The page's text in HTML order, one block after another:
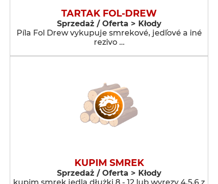
TARTAK FOL-DREW
Sprzedaż / Oferta > Kłody
Píla Fol Drew vykupuje smrekové, jedľové a iné
rezivo …
KUPIM SMREK
Sprzedaż / Oferta > Kłody